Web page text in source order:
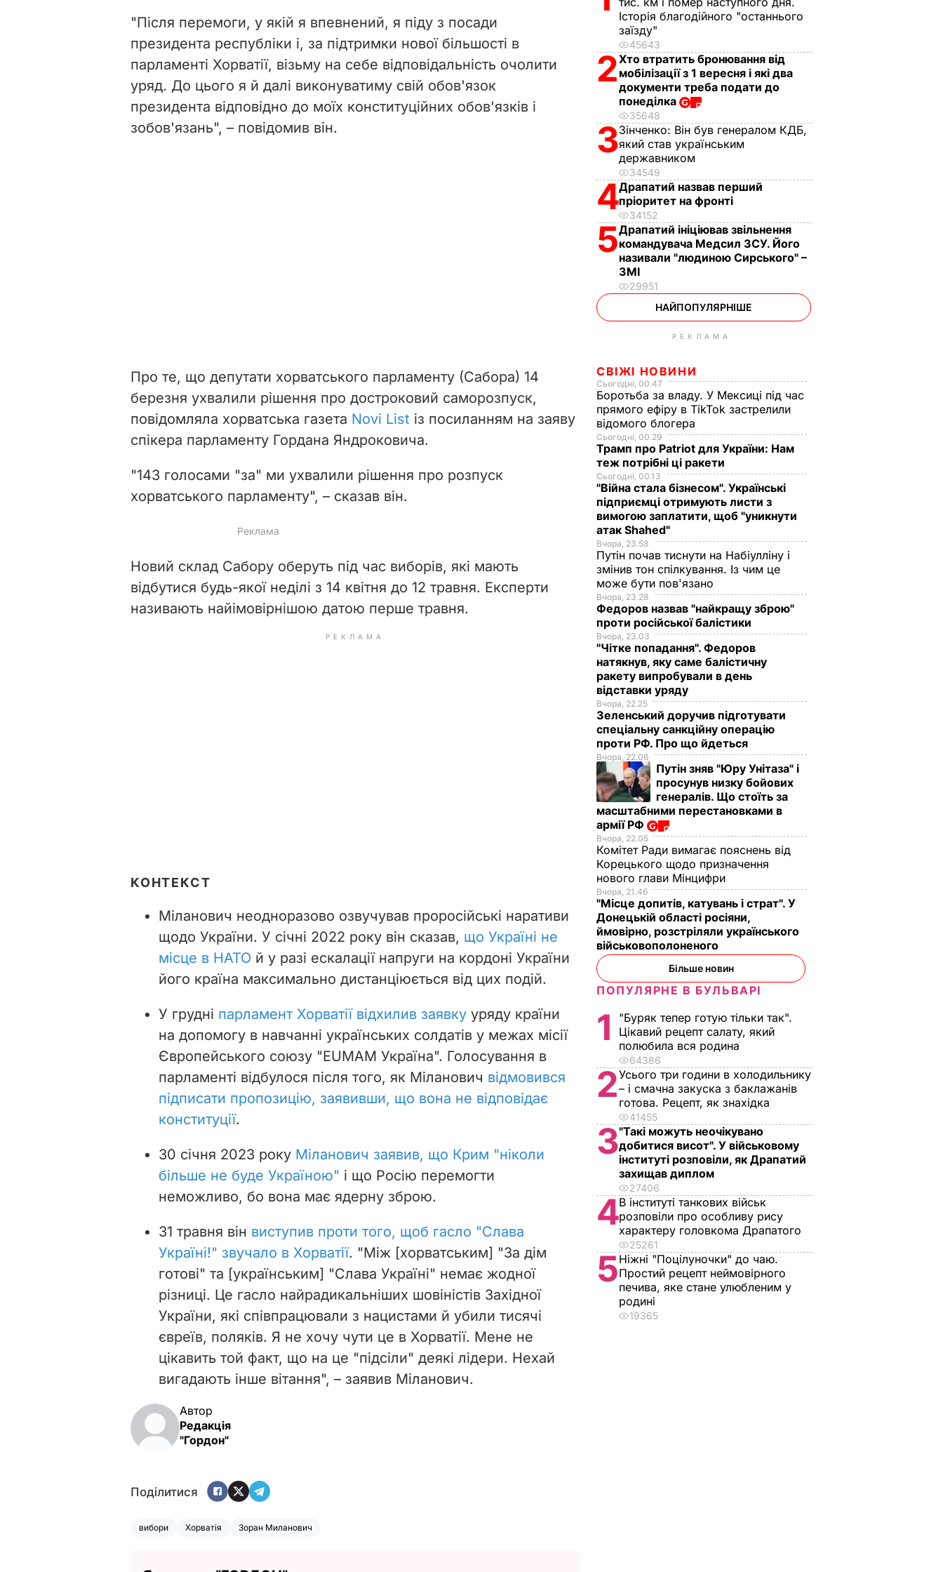
i
d
e
"Після перемоги, у якій я впевнений, я піду з посади
президента республіки і, за підтримки нової більшості в
парламенті Хорватії, візьму на себе відповідальність очолити
уряд. До цього я й далі виконуватиму свій обов'язок
президента відповідно до моїх конституційних обов'язків і
зобов'язань", – повідомив він.
Про те, що депутати хорватського парламенту (Сабора) 14
березня ухвалили рішення про достроковий саморозпуск,
повідомляла хорватська газета Novi List із посиланням на заяву
спікера парламенту Гордана Яндроковича.
"143 голосами "за" ми ухвалили рішення про розпуск
хорватського парламенту", – сказав він.
Новий склад Сабору оберуть під час виборів, які мають
відбутися будь-якої неділі з 14 квітня до 12 травня. Експерти
називають найімовірнішою датою перше травня.
РЕКЛАМА
КОНТЕКСТ
Міланович неодноразово озвучував проросійські наративи
щодо України. У січні 2022 року він сказав, що Україні не
місце в НАТО й у разі ескалації напруги на кордоні України
його країна максимально дистанціюється від цих подій.
У грудні парламент Хорватії відхилив заявку уряду країни
на допомогу в навчанні українських солдатів у межах місії
Європейського союзу "EUMAM Україна". Голосування в
парламенті відбулося після того, як Міланович відмовився
підписати пропозицію, заявивши, що вона не відповідає
конституції.
30 січня 2023 року Міланович заявив, що Крим "ніколи
більше не буде Україною" і що Росію перемогти
неможливо, бо вона має ядерну зброю.
31 травня він виступив проти того, щоб гасло "Слава
Україні!" звучало в Хорватії. "Між [хорватським] "За дім
готові" та [українським] "Слава Україні" немає жодної
різниці. Це гасло найрадикальніших шовіністів Західної
України, які співпрацювали з нацистами й убили тисячі
євреїв, поляків. Я не хочу чути це в Хорватії. Мене не
цікавить той факт, що на це "підсіли" деякі лідери. Нехай
вигадають інше вітання", – заявив Міланович.
Автор
Редакція
"Гордон"
Поділитися
вибори Хорватія Зоран Миланович
Історія благодійного "останнього
заїзду"
45643
2Хто втратить бронювання від
мобілізації з 1 вересня і які два
документи треба подати до
понеділка
35648
3Зінченко: Він був генералом КДБ,
який став українським
державником
34549
4Драпатий назвав перший
пріоритет на фронті
34152
5Драпатий ініціював звільнення
командувача Медсил ЗСУ. Його
називали "людиною Сирського" –
ЗМІ
29951
НАЙПОПУЛЯРНІШЕ
РЕКЛАМА
СВІЖІ НОВИНИ
Сьогодні, 00.47
Боротьба за владу. У Мексиці під час
прямого ефіру в TikTok застрелили
відомого блогера
Сьогодні, 00.29
Трамп про Patriot для України: Нам
теж потрібні ці ракети
Сьогодні, 00.13
"Війна стала бізнесом". Українські
підприємці отримують листи з
вимогою заплатити, щоб "уникнути
атак Shahed"
Вчора, 23.58
Путін почав тиснути на Набіулліну і
змінив тон спілкування. Із чим це
може бути пов'язано
Вчора, 23.28
Федоров назвав "найкращу зброю"
проти російської балістики
Вчора, 23.03
"Чітке попадання". Федоров
натякнув, яку саме балістичну
ракету випробували в день
відставки уряду
Вчора, 22.25
Зеленський доручив підготувати
спеціальну санкційну операцію
проти РФ. Про що йдеться
Вчора, 22.06
Путін зняв "Юру Унітаза" і
просунув низку бойових
генералів. Що стоїть за
масштабними перестановками в
армії РФ
Вчора, 22.05
Комітет Ради вимагає пояснень від
Корецького щодо призначення
нового глави Мінцифри
Вчора, 21.46
"Місце допитів, катувань і страт". У
Донецькій області росіяни,
ймовірно, розстріляли українського
військовополоненого
Більше новин
ПОПУЛЯРНЕ В БУЛЬВАРІ
1
"Буряк тепер готую тільки так".
Цікавий рецепт салату, який
полюбила вся родина
64386
2Усього три години в холодильнику
– і смачна закуска з баклажанів
готова. Рецепт, як знахідка
41455
3"Такі можуть неочікувано
добитися висот". У військовому
інституті розповіли, як Драпатий
захищав диплом
27406
4В інституті танкових військ
розповіли про особливу рису
характеру головкома Драпатого
25261
5Ніжні "Поцілуночки" до чаю.
Простий рецепт неймовірного
печива, яке стане улюбленим у
родині
19365